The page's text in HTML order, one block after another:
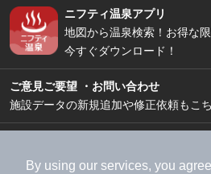
By using our services, you
ニフティ温泉アプリ
地図から温泉検索！お得な
今すぐダウンロード！
ご意見ご要望 ・お問い合わせ
施設データの新規追加や修正依頼もこ
加盟店募集（資料請求）